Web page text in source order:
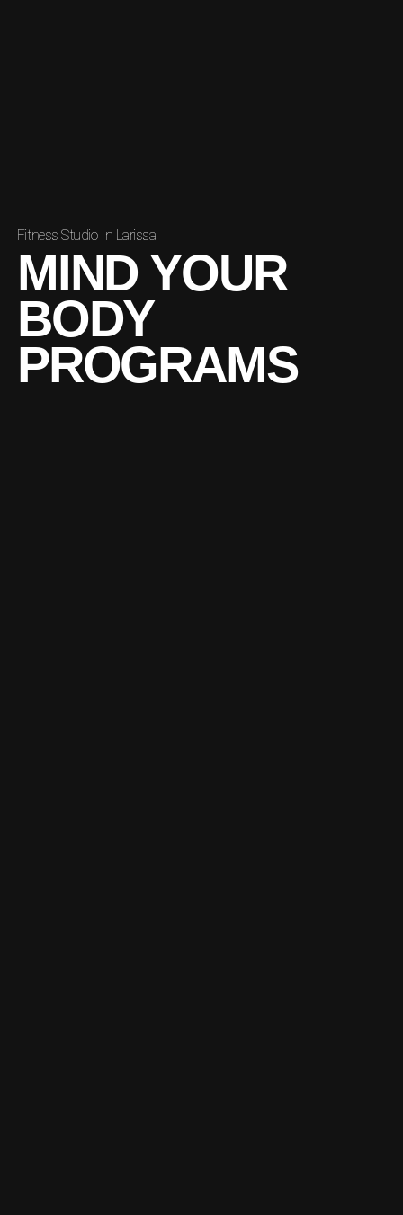
Fitness Studio In Larissa
MIND YOUR
BODY
PROGRAMS